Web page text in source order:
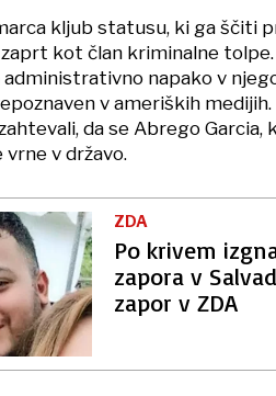
kljub statusu, ki ga ščiti
kot član kriminalne
administrativno napako v
v ameriških
da se Abrego
vrne v državo.
ZDA
Po krivem
zapora v
zapor v ZDA